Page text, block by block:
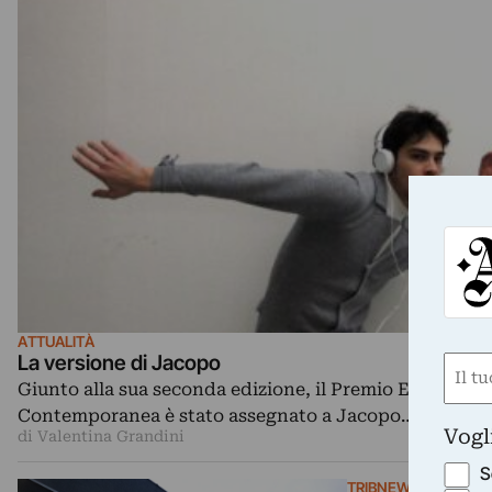
ATTUALITÀ
La versione di Jacopo
Giunto alla sua seconda edizione, il Premio EX3
Contemporanea è stato assegnato a Jacopo…
di Valentina Grandini
TRIBNEWS
Nome